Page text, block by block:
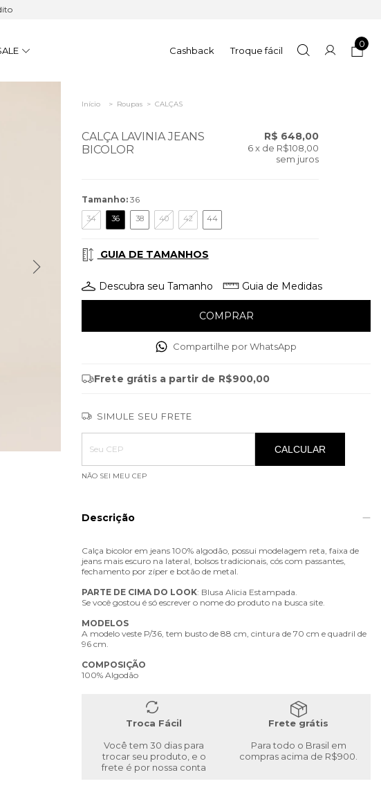
900
Cashback Troque fácil
0
Início > Roupas > CALÇAS
CALÇA LAVINIA JEANS
BICOLOR
R$ 648,00
6 x de R$108,00
sem juros
Tamanho: 36
34 36 38 40 42 44
GUIA DE TAMANHOS
Descubra seu Tamanho Guia de Medidas
Compartilhe por WhatsApp
Frete grátis a partir de R$900,00
SIMULE SEU FRETE
Entregas para o CEP:
ALTERAR CEP
CALCULAR
NÃO SEI MEU CEP
Descrição
Calça bicolor em jeans 100% algodão, possui modelagem reta, faixa de
jeans mais escuro na lateral, bolsos tradicionais, cós com passantes,
fechamento por zíper e botão de metal.
PARTE DE CIMA DO LOOK: Blusa Alicia Estampada.
Se você gostou é só escrever o nome do produto na busca site.
MODELOS
A modelo veste P/36, tem busto de 88 cm, cintura de 70 cm e quadril de
96 cm.
COMPOSIÇÃO
100% Algodão
Troca Fácil
Você tem 30 dias para
trocar seu produto, e o
frete é por nossa conta
Frete grátis
Para todo o Brasil em
compras acima de R$900.